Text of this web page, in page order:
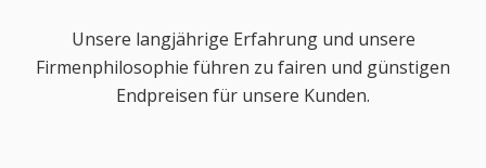
Unsere langjährige Erfahrung und unsere
Firmenphilosophie führen zu fairen und günstigen
Endpreisen für unsere Kunden.